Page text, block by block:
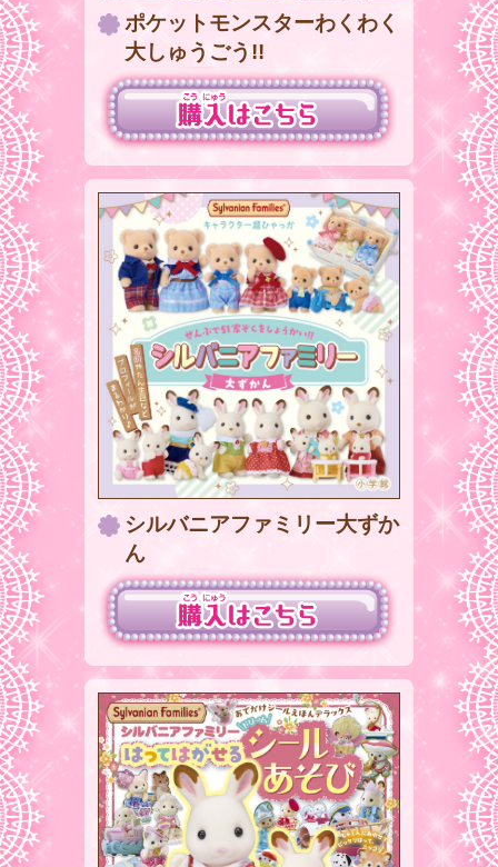
ポケットモンスターわくわく
大しゅうごう!!
シルバニアファミリー大ずか
ん